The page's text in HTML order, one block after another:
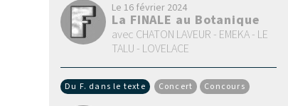
Le 16 février 2024
La FINALE au Botanique
avec CHATON LAVEUR - EMEKA - LE
TALU - LOVELACE
Du F. dans le texte Concert Concours